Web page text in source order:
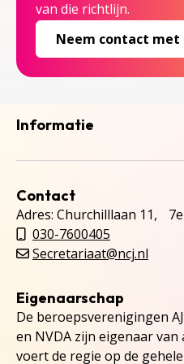
van die richtlijn.
Neem contact met
Informatie
Contact
Adres: Churchilllaan 11,
030-7600405
Secretariaat@ncj.nl
Eigenaarschap
De beroepsverenigingen
en NVDA zijn eigenaar van
voert de regie op de